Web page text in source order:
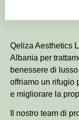
Qeliza Aesthetics
Albania per
benessere di
offriamo un rifugio
e migliorare la
Il nostro team di